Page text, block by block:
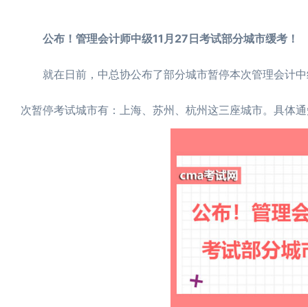
公布！管理会计师中级11月27日考试部分城市缓考！
就在日前，中总协公布了部分城市暂停本次管理会计中
次暂停考试城市有：上海、苏州、杭州这三座城市。具体